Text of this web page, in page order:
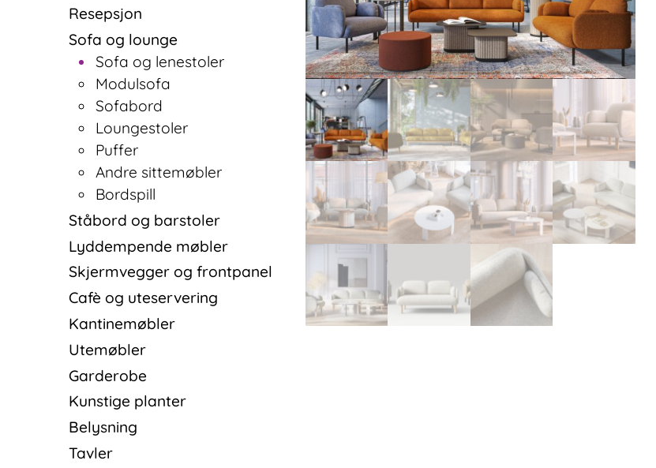
Resepsjon
Sofa og lounge
Sofa og lenestoler
Modulsofa
Sofabord
Loungestoler
Puffer
Andre sittemøbler
Bordspill
Ståbord og barstoler
Lyddempende møbler
Skjermvegger og frontpanel
Cafè og uteservering
Kantinemøbler
Utemøbler
Garderobe
Kunstige planter
Belysning
Tavler